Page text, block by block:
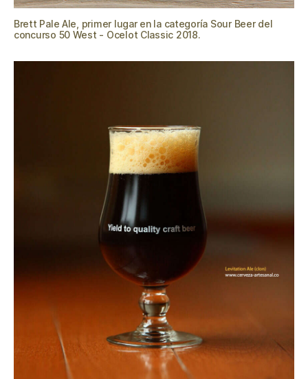
Brett Pale Ale, primer lugar en la categoría Sour Beer del
concurso 50 West - Ocelot Classic 2018.